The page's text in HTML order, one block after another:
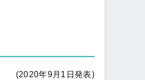
(2020年9月1日発表)